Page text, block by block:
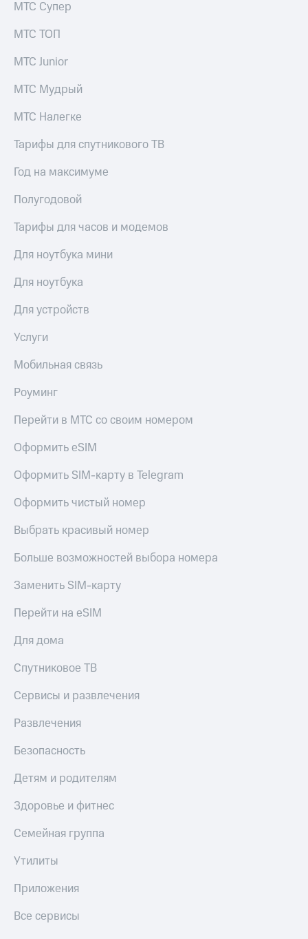
МТС Супер
МТС ТОП
МТС Junior
МТС Мудрый
МТС Налегке
Тарифы для спутникового ТВ
Год на максимуме
Полугодовой
Тарифы для часов и модемов
Для ноутбука мини
Для ноутбука
Для устройств
Услуги
Мобильная связь
Роуминг
Перейти в МТС со своим номером
Оформить eSIM
Оформить SIM-карту в Telegram
Оформить чистый номер
Выбрать красивый номер
Больше возможностей выбора номера
Заменить SIM-карту
Перейти на eSIM
Для дома
Спутниковое ТВ
Сервисы и развлечения
Развлечения
Безопасность
Детям и родителям
Здоровье и фитнес
Семейная группа
Утилиты
Приложения
Все сервисы